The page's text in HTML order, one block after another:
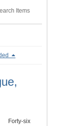
Items
Forty-six